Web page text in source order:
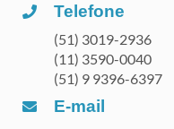
Telefone
(51) 3019-2936
(11) 3590-0040
(51) 9 9396-6397
E-mail